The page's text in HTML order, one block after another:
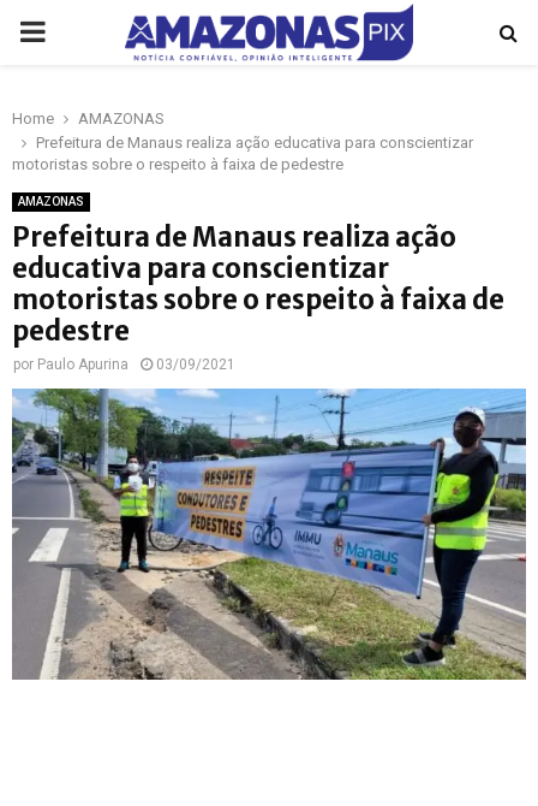
PRIMARY
Home
AMAZONAS
Prefeitura de Manaus realiza ação educativa para conscientizar
motoristas sobre o respeito à faixa de pedestre
AMAZONAS
Prefeitura de Manaus realiza ação
educativa para conscientizar
motoristas sobre o respeito à faixa de
pedestre
por Paulo Apurina 03/09/2021